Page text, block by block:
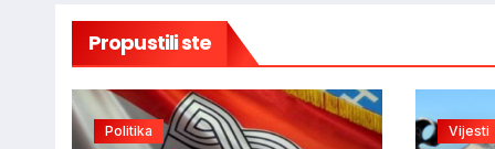
Propustili ste
Politika Vijesti